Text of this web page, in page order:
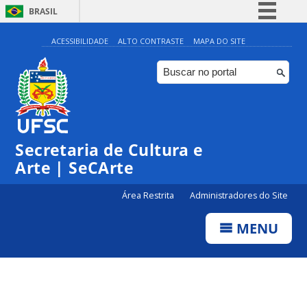
BRASIL
Simplifique!
Comunica BR
Participe
ACESSIBILIDADE ALTO CONTRASTE MAPA DO SITE
Secretaria de Cultura e
Arte | SeCArte
Área Restrita Administradores do Site
MENU